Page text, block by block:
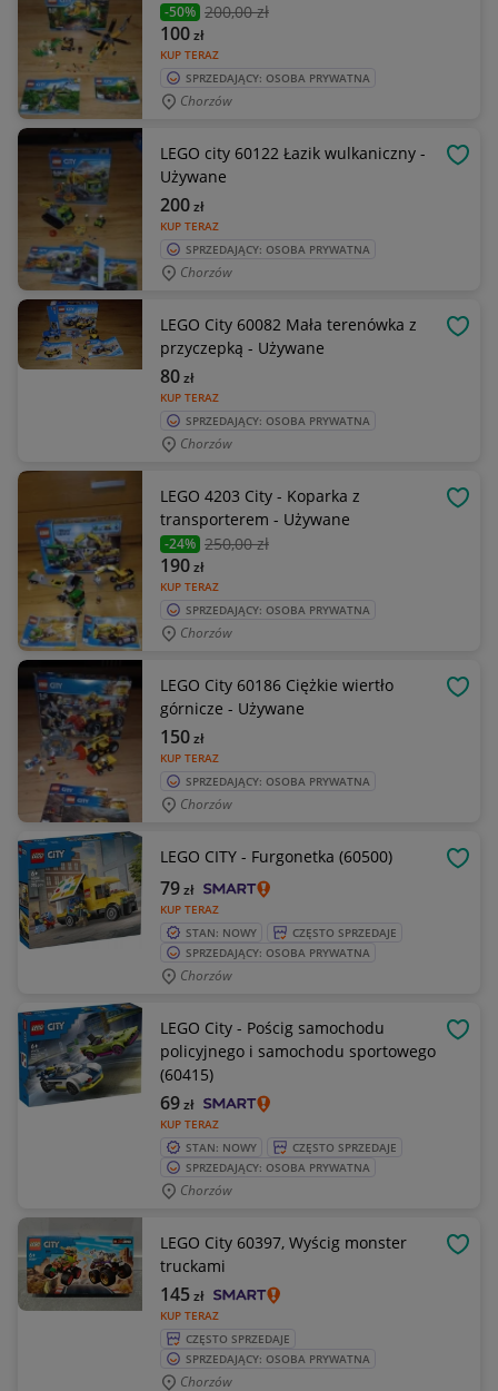
-50% 200,00 zł
KUP TERAZ
100zł
SPRZEDAJĄCY: OSOBA PRYWATNA
Chorzów
LEGO city 60122 Łazik wulkaniczny -
Używane
KUP TERAZ
200zł
SPRZEDAJĄCY: OSOBA PRYWATNA
Chorzów
LEGO City 60082 Mała terenówka z
przyczepką - Używane
KUP TERAZ
80zł
SPRZEDAJĄCY: OSOBA PRYWATNA
Chorzów
LEGO 4203 City - Koparka z
transporterem - Używane
-24% 250,00 zł
KUP TERAZ
190zł
SPRZEDAJĄCY: OSOBA PRYWATNA
Chorzów
LEGO City 60186 Ciężkie wiertło
górnicze - Używane
KUP TERAZ
150zł
SPRZEDAJĄCY: OSOBA PRYWATNA
Chorzów
LEGO CITY - Furgonetka (60500)
KUP TERAZ
79zł
STAN: NOWY
CZĘSTO SPRZEDAJE
SPRZEDAJĄCY: OSOBA PRYWATNA
Chorzów
LEGO City - Pościg samochodu
policyjnego i samochodu sportowego
(60415)
KUP TERAZ
69zł
STAN: NOWY
CZĘSTO SPRZEDAJE
SPRZEDAJĄCY: OSOBA PRYWATNA
Chorzów
LEGO City 60397, Wyścig monster
truckami
KUP TERAZ
145zł
CZĘSTO SPRZEDAJE
SPRZEDAJĄCY: OSOBA PRYWATNA
Chorzów